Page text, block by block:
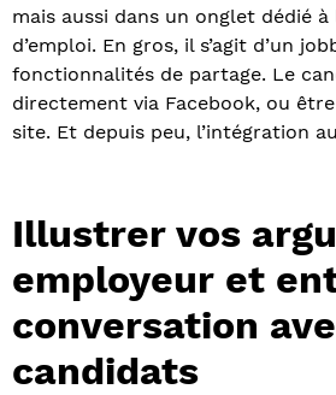
mais aussi dans un onglet dédié
d’emploi. En gros, il s’agit d’un
fonctionnalités de partage. Le
directement via Facebook, ou
site. Et depuis peu, l’intégration
Illustrer vos
employeur et
conversation
candidats